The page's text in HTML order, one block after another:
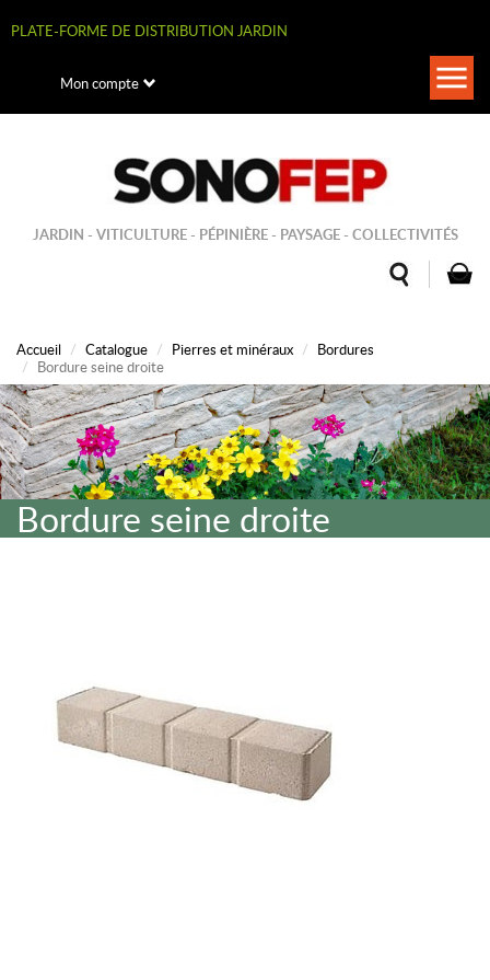
au
principal
PLATE-FORME DE DISTRIBUTION JARDIN
Mon compte
JARDIN - VITICULTURE - PÉPINIÈRE - PAYSAGE - COLLECTIVITÉS
Accueil Catalogue Pierres et minéraux
Bordures
Bordure seine droite
Bordure seine droite